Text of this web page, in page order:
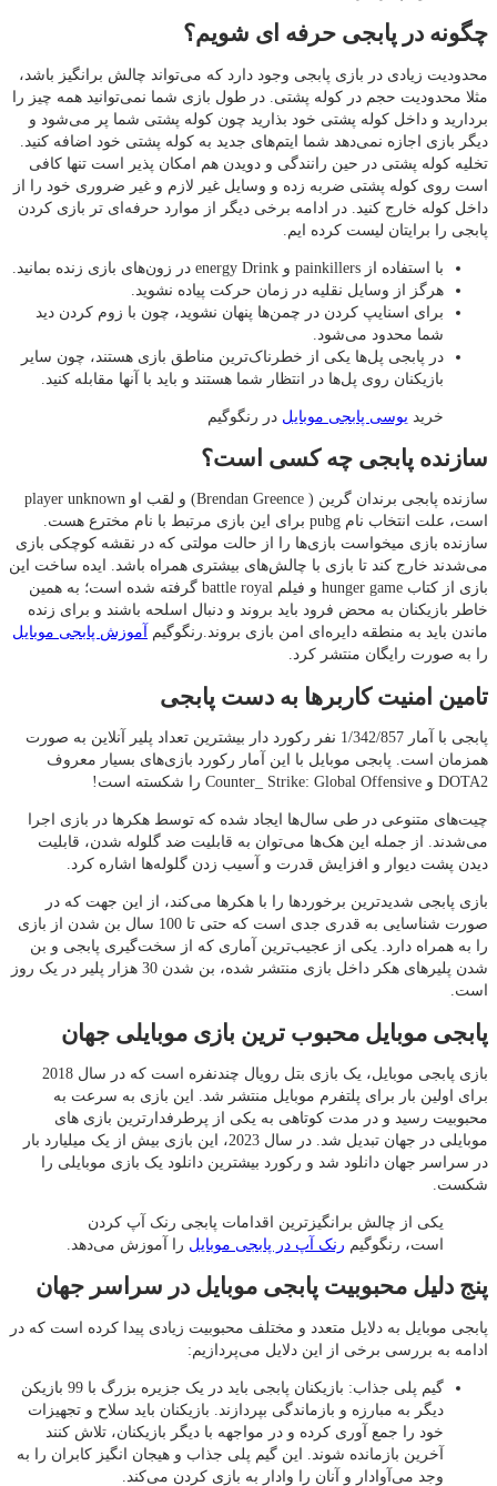
چگونه در پابجی حرفه ای شویم؟
محدودیت زیادی در بازی پابجی وجود دارد که می‌تواند چالش برانگیز باشد،
مثلا محدودیت حجم در کوله پشتی. در طول بازی شما نمی‌توانید همه چیز را
بردارید و داخل کوله پشتی خود بذارید چون کوله پشتی شما پر می‌شود و
دیگر بازی اجازه نمی‌دهد شما ایتم‌های جدید به کوله پشتی خود اضافه کنید.
تخلیه کوله پشتی در حین رانندگی و دویدن هم امکان پذیر است تنها کافی
است روی کوله پشتی ضربه زده و وسایل غیر لازم و غیر ضروری خود را از
داخل کوله خارج کنید. در ادامه برخی دیگر از موارد حرفه‌ای تر بازی کردن
پابجی را برایتان لیست کرده ایم.
با استفاده از painkillers و energy Drink در زون‌های بازی زنده بمانید.
هرگز از وسایل نقلیه در زمان حرکت پیاده نشوید.
برای اسنایپ کردن در چمن‌ها پنهان نشوید، چون با زوم کردن دید
شما محدود می‌شود.
در پابجی پل‌ها یکی از خطرناک‎‌ترین مناطق بازی هستند، چون سایر
بازیکنان روی پل‌ها در انتظار شما هستند و باید با آنها مقابله کنید.
خرید یوسی پابجی موبایل در رنگوگیم
سازنده پابجی چه کسی است؟
سازنده پابجی برندان گرین ( Brendan Greence) و لقب او player unknown
است، علت انتخاب نام pubg برای این بازی مرتبط با نام مخترع هست.
سازنده بازی میخواست بازی‌ها را از حالت مولتی که در نقشه کوچکی بازی
می‌شدند خارج کند تا بازی با چالش‌های بیشتری همراه باشد. ایده ساخت این
بازی از کتاب hunger game و فیلم battle royal گرفته شده است؛ به همین
خاطر بازیکنان به محض فرود باید بروند و دنبال اسلحه باشند و برای زنده
ماندن باید به منطقه دایره‌ای امن بازی بروند.رنگوگیم
آموزش پابجی موبایل
را به صورت رایگان منتشر کرد.
تامین امنیت کاربرها به دست پابجی
پابجی با آمار 1/342/857 نفر رکورد دار بیشترین تعداد پلیر آنلاین به صورت
همزمان است. پابجی موبایل با این آمار رکورد بازی‌های بسیار معروف
DOTA2 و Counter_ Strike: Global Offensive را شکسته است!
چیت‌های متنوعی در طی سال‌ها ایجاد شده که توسط هکرها در بازی اجرا
می‌شدند. از جمله این هک‌ها می‌توان به قابلیت ضد گلوله شدن، قابلیت
دیدن پشت دیوار و افزایش قدرت و آسیب زدن گلوله‌ها اشاره کرد.
بازی پابجی شدیدترین برخوردها را با هکرها می‌کند، از این جهت که در
صورت شناسایی به قدری جدی است که حتی تا 100 سال بن شدن از بازی
را به همراه دارد. یکی از عجیب‌ترین آماری که از سخت‌گیری پابجی و بن
شدن پلیرهای هکر داخل بازی منتشر شده، بن شدن 30 هزار پلیر در یک روز
است.
پابجی موبایل محبوب ترین بازی موبایلی جهان
بازی پابجی موبایل، یک بازی بتل رویال چندنفره است که در سال 2018
برای اولین بار برای پلتفرم موبایل منتشر شد. این بازی به سرعت به
محبوبیت رسید و در مدت کوتاهی به یکی از پرطرفدارترین بازی های
موبایلی در جهان تبدیل شد. در سال 2023، این بازی بیش از یک میلیارد بار
در سراسر جهان دانلود شد و رکورد بیشترین دانلود یک بازی موبایلی را
شکست.
یکی از چالش‌ برانگیزترین اقدامات پابجی رنک آپ کردن
است، رنگوگیم رنک آپ در پابجی موبایل را آموزش می‌دهد.
پنج دلیل محبوبیت پابجی موبایل در سراسر جهان
پابجی موبایل به دلایل متعدد و مختلف محبوبیت زیادی پیدا کرده است که در
ادامه به بررسی برخی از این دلایل می‌پردازیم:
گیم پلی جذاب: بازیکنان پابجی باید در یک جزیره بزرگ با 99 بازیکن
دیگر به مبارزه و بازماندگی بپردازند. بازیکنان باید سلاح و تجهیزات
خود را جمع آوری کرده و در مواجهه با دیگر بازیکنان، تلاش کنند
آخرین بازمانده شوند. این گیم پلی جذاب و هیجان انگیز کابران را به
وجد می‌آوادار و آنان را وادار به بازی کردن می‌کند.